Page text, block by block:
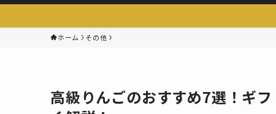
ホーム その他
高級りんごのおすすめ7選！ギ